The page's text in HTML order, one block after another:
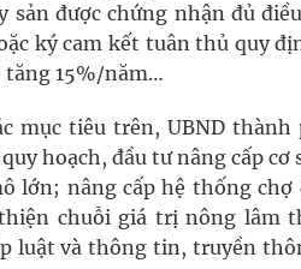
sản được chứng nhận đủ
ký cam kết tuân thủ quy
tăng 15%/năm…
mục tiêu trên, UBND
hoạch, đầu tư nâng cấp
lớn; nâng cấp hệ thống
chuỗi giá trị nông lâm
luật và thông tin, truyền